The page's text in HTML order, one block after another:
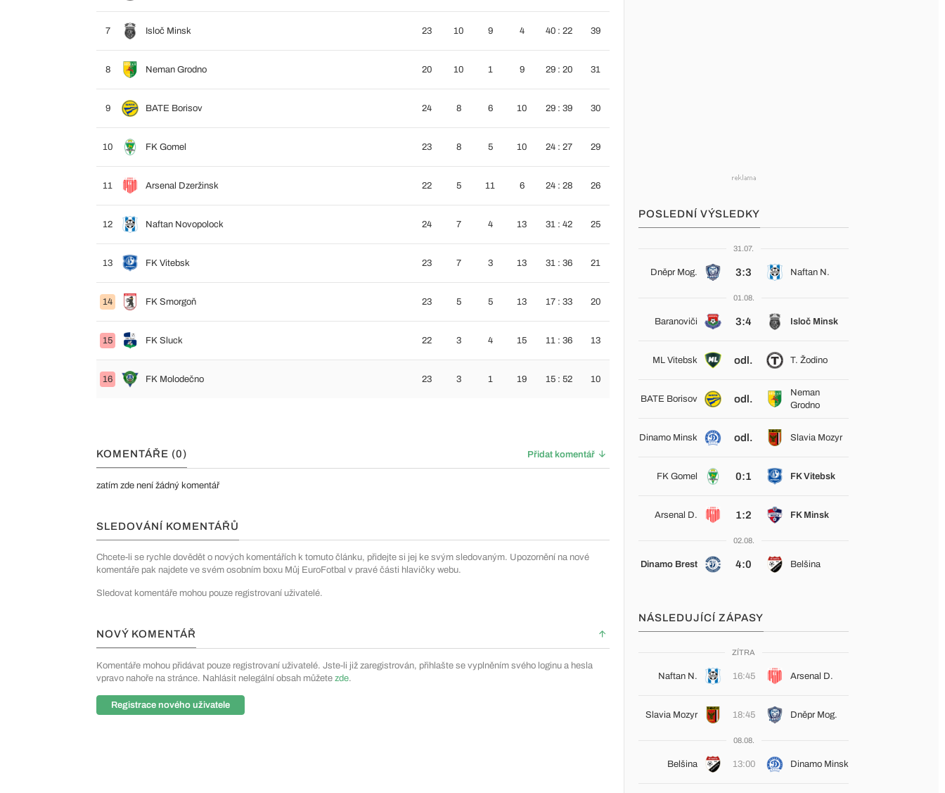
7 Isloč Minsk 23 10 9 4 40 : 22 39
8 Neman Grodno 20 10 1 9 29 : 20 31
9 BATE Borisov 24 8 6 10 29 : 39 30
10 FK Gomel 23 8 5 10 24 : 27 29
11 Arsenal Dzeržinsk 22 5 11 6 24 : 28 26
12 Naftan Novopolock 24 7 4 13 31 : 42 25
13 FK Vitebsk 23 7 3 13 31 : 36 21
14 FK Smorgoň 23 5 5 13 17 : 33 20
15 FK Sluck 22 3 4 15 11 : 36 13
16 FK Molodečno 23 3 1 19 15 : 52 10
KOMENTÁŘE (0) Přidat komentář
zatím zde není žádný komentář
SLEDOVÁNÍ KOMENTÁŘŮ
Chcete-li se rychle dovědět o nových komentářích k tomuto článku, přidejte si jej ke svým sledovaným. Upozornění na nové
komentáře pak najdete ve svém osobním boxu Můj EuroFotbal v pravé části hlavičky webu.
Sledovat komentáře mohou pouze registrovaní uživatelé.
NOVÝ KOMENTÁŘ
Komentáře mohou přidávat pouze registrovaní uživatelé. Jste-li již zaregistrován, přihlašte se vyplněním svého loginu a hesla
vpravo nahoře na stránce. Nahlásit nelegální obsah můžete zde.
Registrace nového uživatele
POSLEDNÍ VÝSLEDKY
31.07.
Dněpr Mog. 3:3 Naftan N.
01.08.
Baranoviči 3:4 Isloč Minsk
ML Vitebsk odl. T. Žodino
BATE Borisov odl.
Neman
Grodno
Dinamo Minsk odl. Slavia Mozyr
FK Gomel 0:1 FK Vitebsk
Arsenal D. 1:2 FK Minsk
02.08.
Dinamo Brest 4:0 Belšina
NÁSLEDUJÍCÍ ZÁPASY
ZÍTRA
Naftan N. 16:45 Arsenal D.
Slavia Mozyr 18:45 Dněpr Mog.
08.08.
Belšina 13:00 Dinamo Minsk